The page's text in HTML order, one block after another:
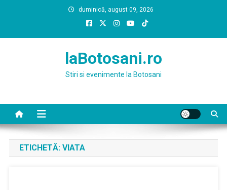
duminică, august 09, 2026
laBotosani.ro
Stiri si evenimente la Botosani
ETICHETĂ: VIATA